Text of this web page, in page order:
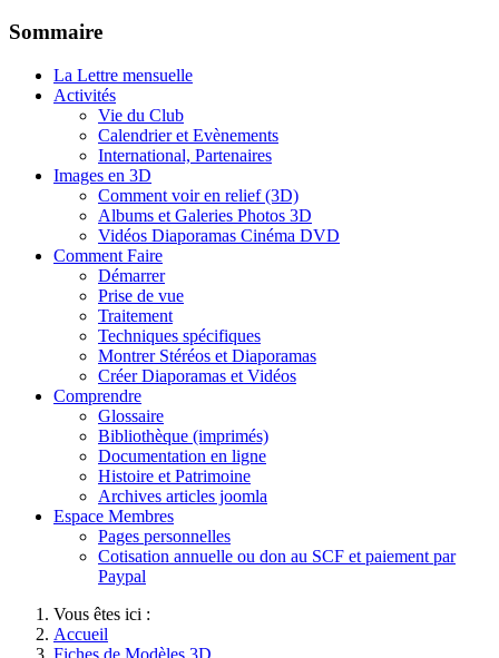
Sommaire
La Lettre mensuelle
Activités
Vie du Club
Calendrier et Evènements
International, Partenaires
Images en 3D
Comment voir en relief (3D)
Albums et Galeries Photos 3D
Vidéos Diaporamas Cinéma DVD
Comment Faire
Démarrer
Prise de vue
Traitement
Techniques spécifiques
Montrer Stéréos et Diaporamas
Créer Diaporamas et Vidéos
Comprendre
Glossaire
Bibliothèque (imprimés)
Documentation en ligne
Histoire et Patrimoine
Archives articles joomla
Espace Membres
Pages personnelles
Cotisation annuelle ou don au SCF et paiement par
Paypal
Vous êtes ici :
Accueil
Fiches de Modèles 3D